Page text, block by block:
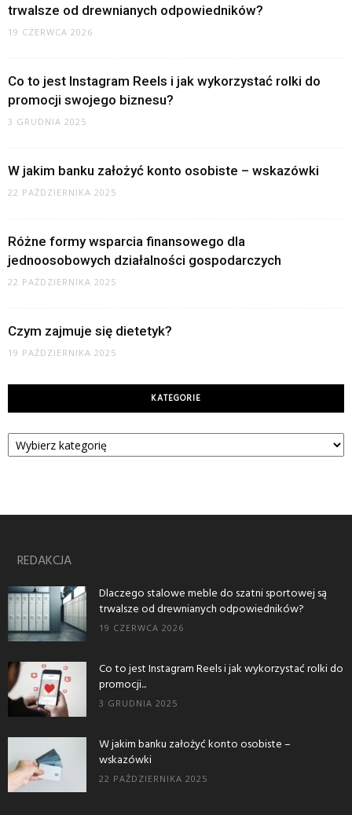
trwalsze od drewnianych odpowiedników?
19 CZERWCA 2026
Co to jest Instagram Reels i jak wykorzystać rolki do
promocji swojego biznesu?
3 GRUDNIA 2025
W jakim banku założyć konto osobiste – wskazówki
22 PAŹDZIERNIKA 2025
Różne formy wsparcia finansowego dla
jednoosobowych działalności gospodarczych
22 PAŹDZIERNIKA 2025
Czym zajmuje się dietetyk?
19 PAŹDZIERNIKA 2025
KATEGORIE
Kategorie
REDAKCJA
Dlaczego stalowe meble do szatni sportowej są
trwalsze od drewnianych odpowiedników?
19 CZERWCA 2026
Co to jest Instagram Reels i jak wykorzystać rolki do
promocji...
3 GRUDNIA 2025
W jakim banku założyć konto osobiste –
wskazówki
22 PAŹDZIERNIKA 2025